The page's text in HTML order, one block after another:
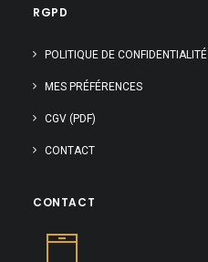
RGPD
POLITIQUE DE CONFIDENTIALITÉ
MES PRÉFÉRENCES
CGV (PDF)
CONTACT
CONTACT